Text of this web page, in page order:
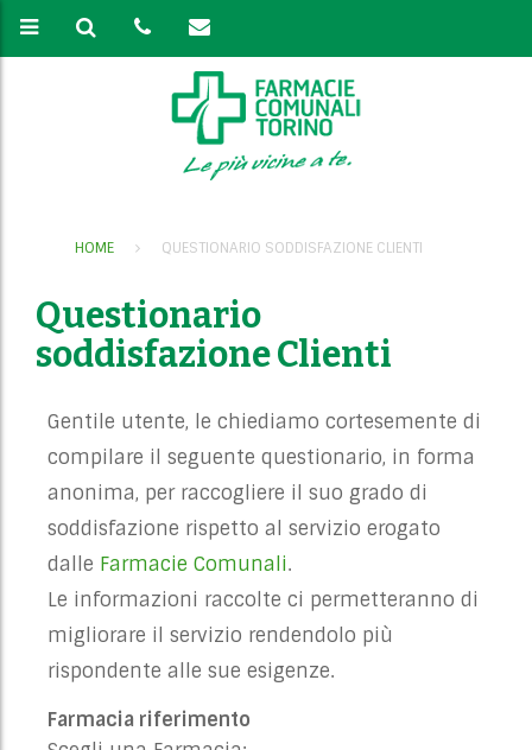
HOME QUESTIONARIO SODDISFAZIONE CLIENTI
Questionario
soddisfazione Clienti
Gentile utente, le chiediamo cortesemente di
compilare il seguente questionario, in forma
anonima, per raccogliere il suo grado di
soddisfazione rispetto al servizio erogato
dalle Farmacie Comunali.
Le informazioni raccolte ci permetteranno di
migliorare il servizio rendendolo più
rispondente alle sue esigenze.
Farmacia riferimento